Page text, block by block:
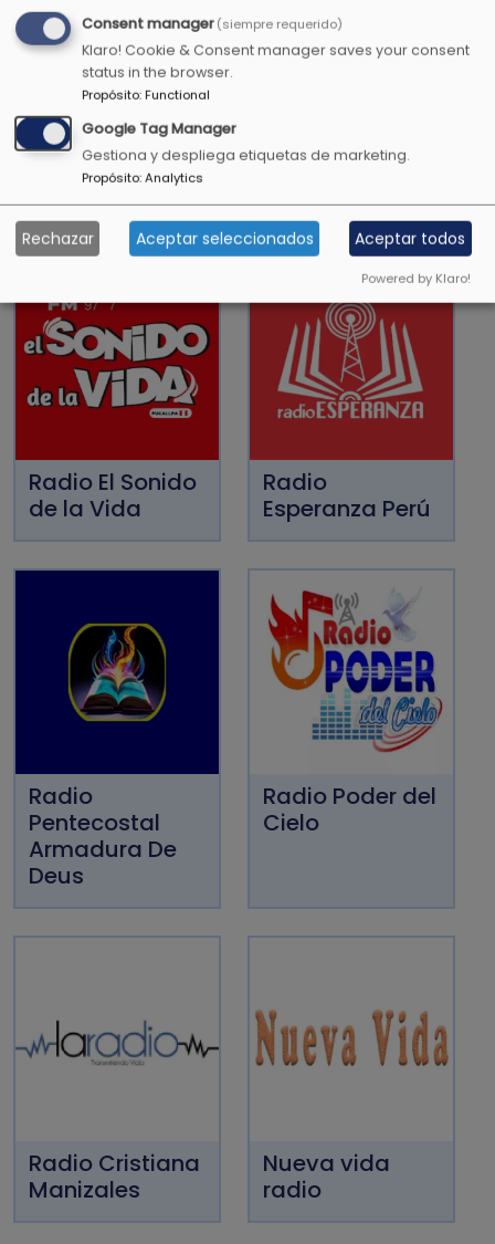
presencia hay plenitud de gozo, a tu diestra
hay placeres para siempre.
Salmos 16:11
OTRAS EMISORAS CRISTIANAS
Radio El Sonido
de la Vida
Radio
Esperanza Perú
Radio
Pentecostal
Armadura De
Deus
Radio Poder del
Cielo
Radio Cristiana
Manizales
Nueva vida
radio
Consent manager(siempre requerido)
Klaro! Cookie & Consent manager saves your consent
status in the browser.
Propósito:Functional
Google Tag Manager
Gestiona y despliega etiquetas de marketing.
Propósito:Analytics
Rechazar Aceptar seleccionados Aceptar todos
Powered by Klaro!